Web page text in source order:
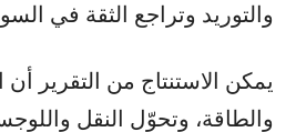
والتوريد وتراجع الثقة في
يمكن الاستنتاج من التقرير أن
والطاقة، وتحوّل النقل